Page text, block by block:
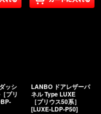
ッシ
プリ
LANBO ドアレザーパ
ネル Type LUXE
［プリウス50系］
[LUXE-LDP-P50]